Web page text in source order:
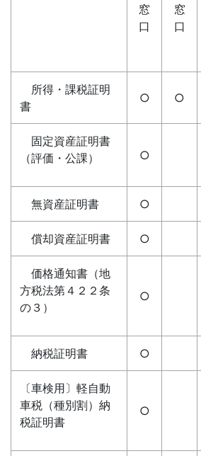
窓
口
窓
口
所得・課税証明
書
○ ○
固定資産証明書
（評価・公課）
○
無資産証明書 ○
償却資産証明書 ○
価格通知書（地
方税法第４２２条
の３）
○
納税証明書 ○
〔車検用〕軽自動
車税（種別割）納
税証明書
○